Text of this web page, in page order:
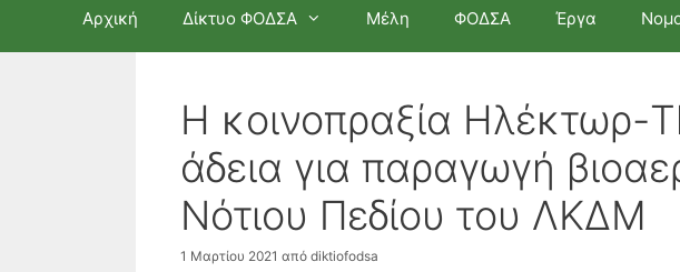
Αρχική Δίκτυο ΦΟΔΣΑ Μέλη ΦΟΔΣΑ Έργα
Η κοινοπραξία Ηλέκτωρ-
άδεια για παραγωγή
Νότιου Πεδίου του ΛΚΔΜ
1 Μαρτίου 2021 από diktiofodsa